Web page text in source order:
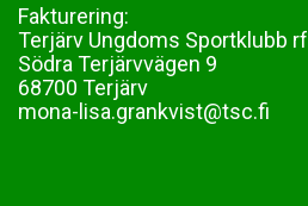
Fakturering:
Terjärv Ungdoms Sportklubb rf
Södra Terjärvvägen 9
68700 Terjärv
mona-lisa.grankvist@tsc.fi